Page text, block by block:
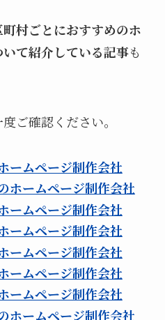
村ごとにおすすめのホ
て紹介している記事も
ご確認ください。
ームページ制作会社
ホームページ制作会社
ームページ制作会社
ームページ制作会社
ームページ制作会社
ームページ制作会社
ームページ制作会社
ホームページ制作会社